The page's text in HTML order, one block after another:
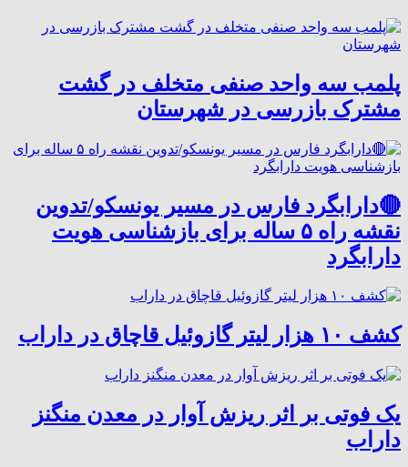
پلمب سه واحد صنفی متخلف در گشت
مشترک بازرسی در شهرستان
🔴دارابگرد فارس در مسیر یونسکو/تدوین
نقشه راه ۵ ساله برای بازشناسی هویت
دارابگرد
کشف ۱۰ هزار لیتر گازوئیل قاچاق در داراب
یک فوتی بر اثر ریزش آوار در معدن منگنز
داراب